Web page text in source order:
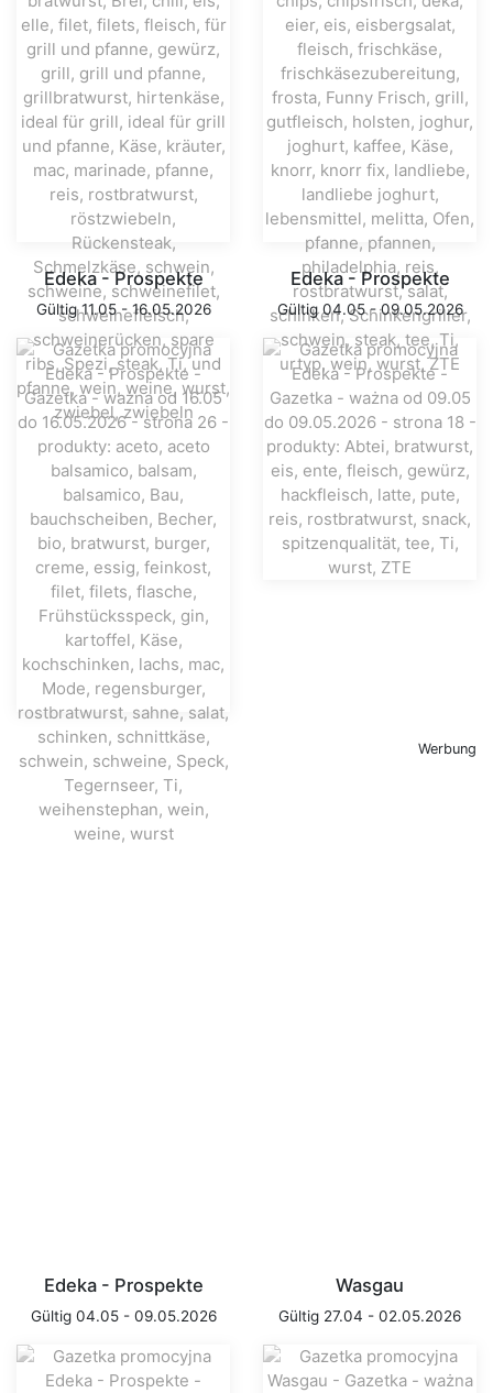
Edeka - Prospekte
Gültig 11.05 - 16.05.2026
Edeka - Prospekte
Gültig 04.05 - 09.05.2026
Werbung
Edeka - Prospekte
Gültig 04.05 - 09.05.2026
Wasgau
Gültig 27.04 - 02.05.2026